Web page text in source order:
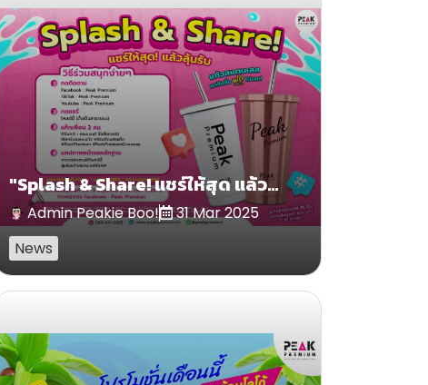
"Splash & Share! แชร์ให้สุด แล้วลุ้นรับ แก้วสแตนเลส สกรีนชื่อ ฟรี!
Admin Peakie Boo!
31 Mar 2025
News